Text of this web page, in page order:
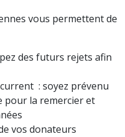
vous permettent de
des futurs rejets afin
: soyez prévenu
pour la remercier et
vos donateurs